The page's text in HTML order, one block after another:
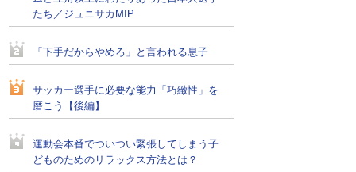
たち／ジュニサカMIP
「下手だからやめろ」と言われる息子
サッカー選手に必要な能力「巧緻性」を
磨こう【後編】
運動会本番でついつい緊張してしまう子
どものためのリラックス方法とは？